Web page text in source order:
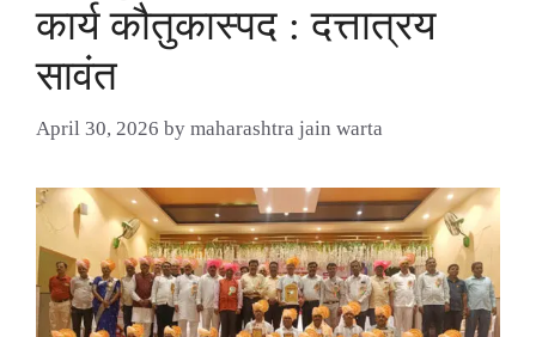
कार्य कौतुकास्पद : दत्तात्रय
सावंत
April 30, 2026 by maharashtra jain warta